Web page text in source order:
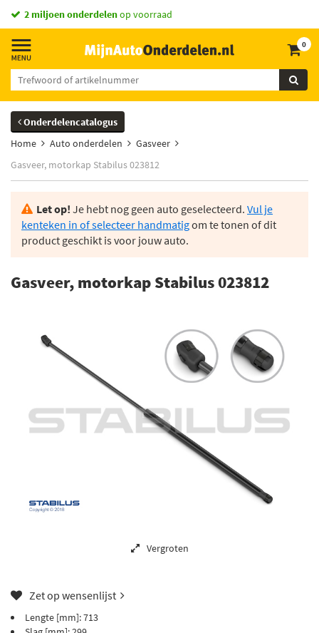
2 miljoen onderdelenop voorraad
0
Onderdelencatalogus
Home
Auto onderdelen
Gasveer
Gasveer, motorkap Stabilus 023812
Let op! Je hebt nog geen auto geselecteerd. Vul je
kenteken in of selecteer handmatigom te tonen of dit
product geschikt is voor jouw auto.
Gasveer, motorkap Stabilus 023812
Vergroten
Zet op wensenlijst
Lengte [mm]: 713